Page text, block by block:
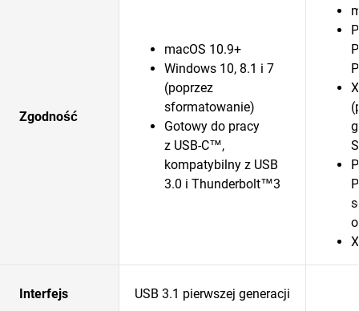
Zgodność
macOS 10.9+
Windows 10, 8.1 i 7
(poprzez
sformatowanie)
Gotowy do pracy
z USB-C™,
kompatybilny z USB
3.0 i Thunderbolt™3
Interfejs USB 3.1 pierwszej generacji